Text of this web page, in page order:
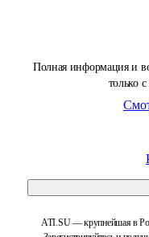
Полная информация и
только
ATI.SU — крупнейшая в